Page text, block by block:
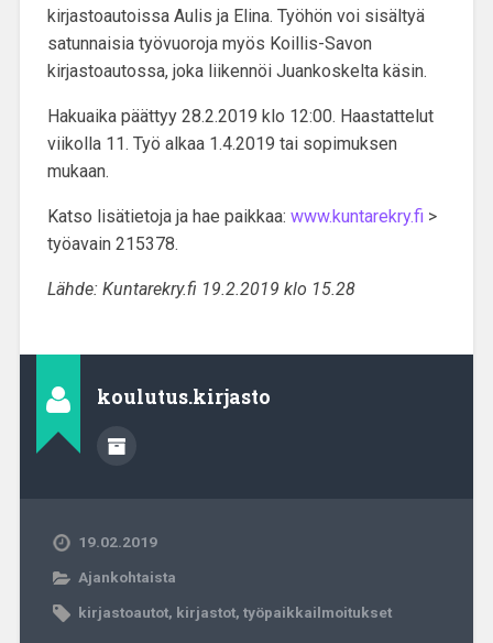
kirjastoautoissa Aulis ja Elina. Työhön voi sisältyä
satunnaisia työvuoroja myös Koillis-Savon
kirjastoautossa, joka liikennöi Juankoskelta käsin.
Hakuaika päättyy 28.2.2019 klo 12:00. Haastattelut
viikolla 11. Työ alkaa 1.4.2019 tai sopimuksen
mukaan.
Katso lisätietoja ja hae paikkaa: www.kuntarekry.fi >
työavain 215378.
Lähde: Kuntarekry.fi 19.2.2019 klo 15.28
koulutus.kirjasto
19.02.2019
Ajankohtaista
kirjastoautot, kirjastot, työpaikkailmoitukset